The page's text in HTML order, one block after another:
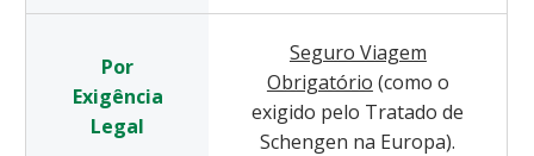
Por
Exigência
Legal
Seguro Viagem
Obrigatório (como o
exigido pelo Tratado de
Schengen na Europa).